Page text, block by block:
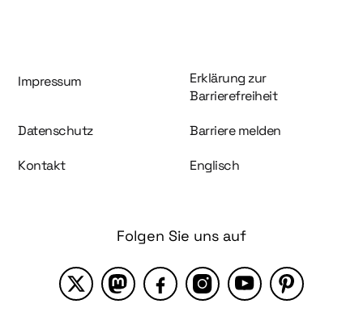
Information und Service
Impressum
Erklärung zur
Barrierefreiheit
Datenschutz Barriere melden
Kontakt Englisch
Folgen Sie uns auf